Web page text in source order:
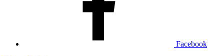
Facebook